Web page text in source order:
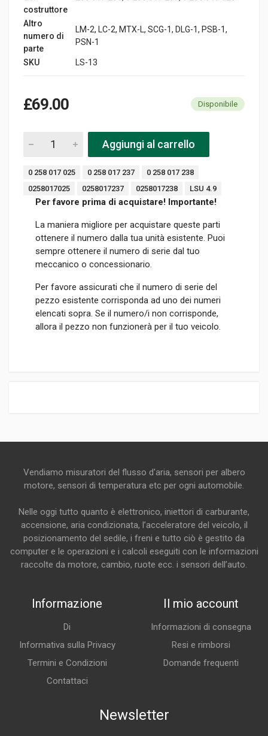
costruttore
Altro
numero di
parte
LM-2, LC-2, MTX-L, SCG-1, DLG-1, PSB-1,
PSN-1
SKU LS-13
£69.00 Disponibile
Aggiungi al carrello
0 258 017 025 0 258 017 237
0 258 017 238
0258017025
0258017237 0258017238 LSU 4.9
Per favore prima di acquistare! Importante!
La maniera migliore per acquistare queste parti
ottenere il numero dalla tua unità esistente. Puoi
sempre ottenere il numero di serie dal tuo
meccanico o concessionario.
Per favore assicurati che il numero di serie del
pezzo esistente corrisponda ad uno dei numeri
elencati sopra. Se il numero/i non corrisponde,
allora il pezzo non funzionerà per il tuo veicolo.
Vendiamo misuratori del flusso d'aria, sensori per albero
motore, sensori di temperatura etc per ogni automobile.
Nelle oggi tutto quanto è elettronico, iniettori di carburante,
accensione, aria condizionata, l’acceleratore del veicolo, il
posizionamento del sedile, i freni e tutto ciò è gestito da
computer e le operazioni e i calcoli eseguiti con le informazioni
raccolte da motore, cambio, ruote ecc. i sensori dell’auto.
Informazione
Di
Informativa sulla Privacy
Termini e Condizioni
Contattaci
Il mio account
Informazioni di consegna
Resi e rimborsi
Domande frequenti
Newsletter